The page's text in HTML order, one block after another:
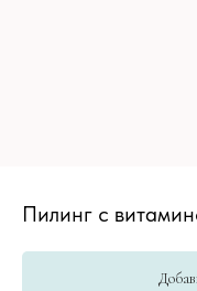
Пилинг с